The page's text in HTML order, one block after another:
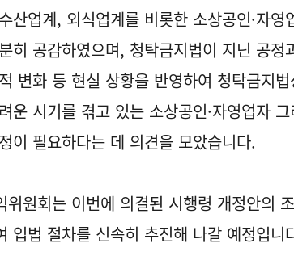
산업계, 외식업계를 비롯한 소상공인·자
히 공감하였으며, 청탁금지법이 지닌 공
변화 등 현실 상황을 반영하여 청탁금지
운 시기를 겪고 있는 소상공인·자영업자
이 필요하다는 데 의견을 모았습니다.
위원회는 이번에 의결된 시행령 개정안의
입법 절차를 신속히 추진해 나갈 예정입니